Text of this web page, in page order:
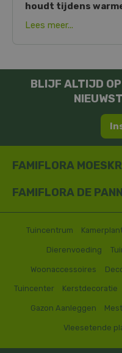
houdt tijdens
Lees meer...
BLIJF ALTIJD OP
FAMIFLORA
FAMIFLORA DE
Tuincentrum
Dierenvoeding
Woonaccessoires
Tuincenter Kerstdecoratie
Gazon Aanleggen
Vleesetende